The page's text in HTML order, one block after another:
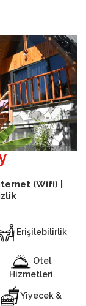
(Wifi) |
Erişilebilirlik
Otel
Hizmetleri
Yiyecek &